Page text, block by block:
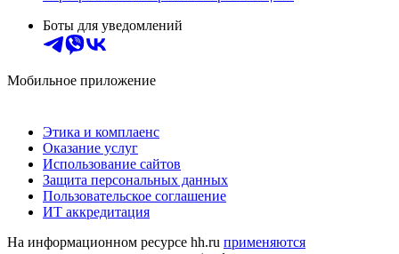
Боты для уведомлений
Мобильное приложение
Этика и комплаенс
Оказание услуг
Использование сайтов
Защита персональных данных
Пользовательское соглашение
ИТ аккредитация
На информационном ресурсе hh.ru применяются